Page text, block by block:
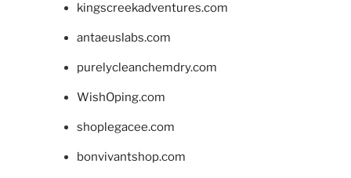
kingscreekadventures.com
antaeuslabs.com
purelycleanchemdry.com
WishOping.com
shoplegacee.com
bonvivantshop.com